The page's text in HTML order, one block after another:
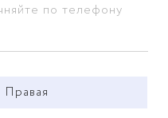
по телефону
Правая